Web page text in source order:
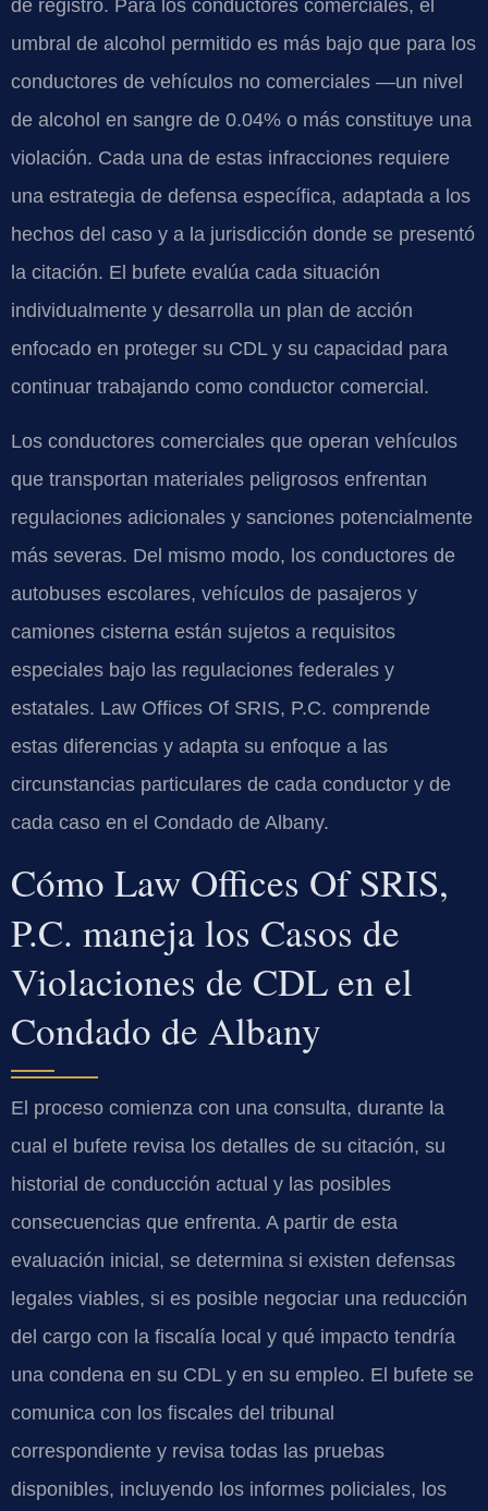
de registro. Para los conductores comerciales, el
umbral de alcohol permitido es más bajo que para los
conductores de vehículos no comerciales —un nivel
de alcohol en sangre de 0.04% o más constituye una
violación. Cada una de estas infracciones requiere
una estrategia de defensa específica, adaptada a los
hechos del caso y a la jurisdicción donde se presentó
la citación. El bufete evalúa cada situación
individualmente y desarrolla un plan de acción
enfocado en proteger su CDL y su capacidad para
continuar trabajando como conductor comercial.
Los conductores comerciales que operan vehículos
que transportan materiales peligrosos enfrentan
regulaciones adicionales y sanciones potencialmente
más severas. Del mismo modo, los conductores de
autobuses escolares, vehículos de pasajeros y
camiones cisterna están sujetos a requisitos
especiales bajo las regulaciones federales y
estatales. Law Offices Of SRIS, P.C. comprende
estas diferencias y adapta su enfoque a las
circunstancias particulares de cada conductor y de
cada caso en el Condado de Albany.
Cómo Law Offices Of SRIS,
P.C. maneja los Casos de
Violaciones de CDL en el
Condado de Albany
El proceso comienza con una consulta, durante la
cual el bufete revisa los detalles de su citación, su
historial de conducción actual y las posibles
consecuencias que enfrenta. A partir de esta
evaluación inicial, se determina si existen defensas
legales viables, si es posible negociar una reducción
del cargo con la fiscalía local y qué impacto tendría
una condena en su CDL y en su empleo. El bufete se
comunica con los fiscales del tribunal
correspondiente y revisa todas las pruebas
disponibles, incluyendo los informes policiales, los